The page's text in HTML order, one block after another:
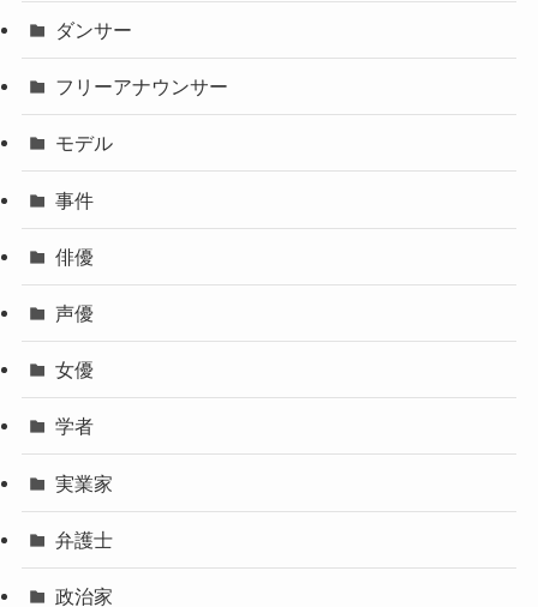
ダンサー
フリーアナウンサー
モデル
事件
俳優
声優
女優
学者
実業家
弁護士
政治家